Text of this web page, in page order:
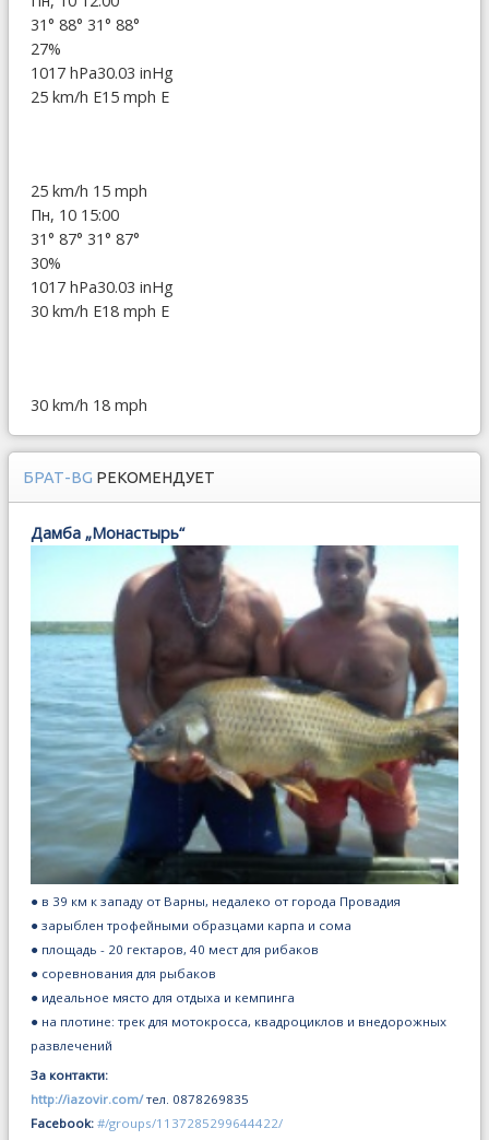
31° 88° 31° 88°
27%
1017 hPa30.03 inHg
25 km/h E15 mph E
25 km/h 15 mph
Пн, 10 15:00
31° 87° 31° 87°
30%
1017 hPa30.03 inHg
30 km/h E18 mph E
30 km/h 18 mph
БРАТ-BG РЕКОМЕНДУЕТ
Дамба „Монастырь“
● в 39 км к западу от Варны, недалеко от города Провадия
● зарыблен трофейными образцами карпа и сома
● площадь - 20 гектаров, 40 мест для рибаков
● соревнования для рыбаков
● идеальное място для отдыха и кемпинга
● на плотине: трек для мотокросса, квадроциклов и внедорожных
развлечений
За контакти:
http://iazovir.com/ тел. 0878269835
Facebook: #/groups/1137285299644422/